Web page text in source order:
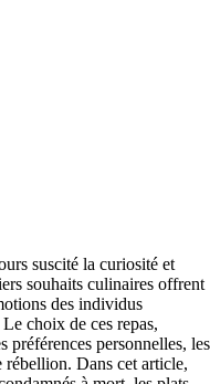
suscité la curiosité et
souhaits culinaires offrent
des individus
choix de ces repas,
personnelles, les
rébellion. Dans cet article,